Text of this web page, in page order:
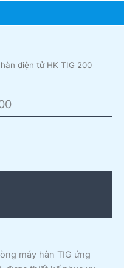
điện tử HK TIG 200
máy hàn TIG ứng